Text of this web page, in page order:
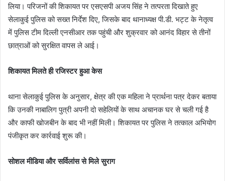
लिया। परिजनों की शिकायत पर एसएसपी अजय सिंह ने तत्परता दिखाते हुए
सेलाकुई पुलिस को सख्त निर्देश दिए, जिसके बाद थानाध्यक्ष पी.डी. भट्ट के नेतृत्व
में पुलिस टीम दिल्ली एनसीआर तक पहुंची और शुक्रवार को आनंद विहार से तीनों
छात्राओं को सुरक्षित वापस ले आई।
शिकायत मिलते ही रजिस्टर हुआ केस
थाना सेलाकुई पुलिस के अनुसार, क्षेत्र की एक महिला ने प्रार्थना पत्र देकर बताया
कि उनकी नाबालिग पुत्री अपनी दो सहेलियों के साथ अचानक घर से चली गई है
और काफी खोजबीन के बाद भी नहीं मिली। शिकायत पर पुलिस ने तत्काल अभियोग
पंजीकृत कर कार्रवाई शुरू की।
सोशल मीडिया और सर्विलांस से मिले सुराग